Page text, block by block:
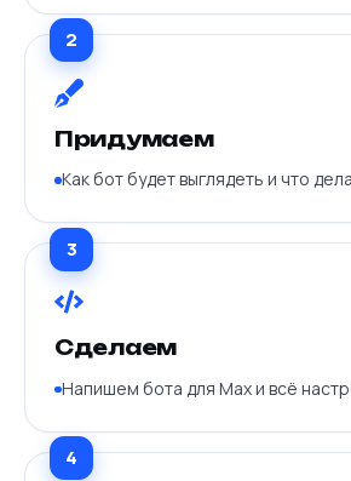
2
Придумаем
Как бот будет выглядеть и что
3
Сделаем
Напишем бота для Max и всё
4